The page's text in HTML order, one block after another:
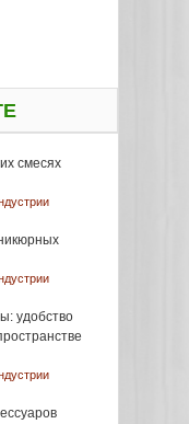
смесях
удобство